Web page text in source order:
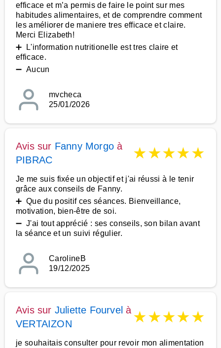
efficace et m’a permis de faire le point sur mes
habitudes alimentaires, et de comprendre comment
les améliorer de maniere tres efficace et claire.
Merci Elizabeth!
➕ L'information nutritionelle est tres claire et
efficace.
➖ Aucun
mvcheca
25/01/2026
Avis sur Fanny Morgo à
PIBRAC
★★★★★
Je me suis fixée un objectif et j'ai réussi à le tenir
grâce aux conseils de Fanny.
➕ Que du positif ces séances. Bienveillance,
motivation, bien-être de soi.
➖ J'ai tout apprécié : ses conseils, son bilan avant
la séance et un suivi régulier.
CarolineB
19/12/2025
Avis sur Juliette Fourvel à
VERTAIZON
★★★★★
je souhaitais consulter pour revoir mon alimentation